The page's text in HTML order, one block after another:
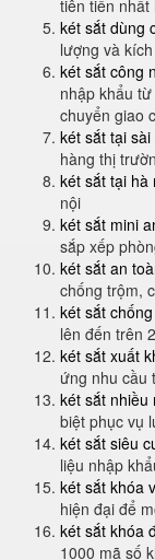
tiên tiến nhất
két sắt dùng
lượng và
két sắt công
nhập khẩu
chuyển giao
két sắt tại sài
hàng thị
két sắt tại hà
nội
két sắt mini
sắp xếp
két sắt an
chống trộm,
két sắt
lên đến trên
két sắt xuất
ứng nhu cầu
két sắt nhiều
biệt phục vụ
két sắt siêu
liệu nhập
két sắt khóa
hiện đại để
két sắt khóa
1000 mã số